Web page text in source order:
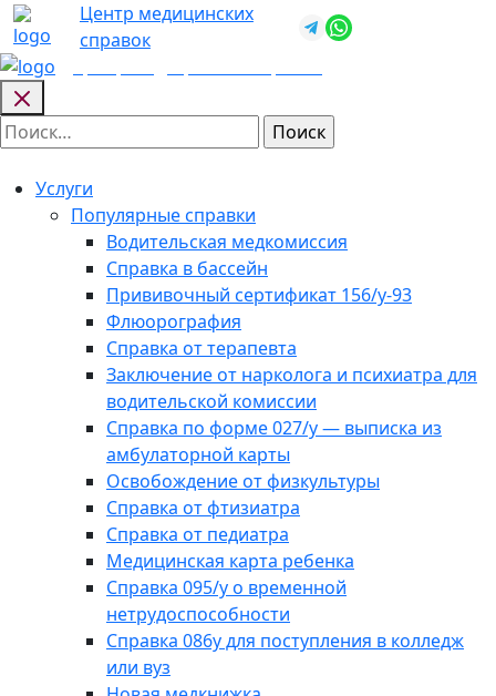
Skip
to
content
Центр медицинских
справок
Найти:
Услуги
Популярные справки
Водительская медкомиссия
Справка в бассейн
Прививочный сертификат 156/у-93
Флюорография
Справка от терапевта
Заключение от нарколога и психиатра для
водительской комиссии
Справка по форме 027/у — выписка из
амбулаторной карты
Освобождение от физкультуры
Справка от фтизиатра
Справка от педиатра
Медицинская карта ребенка
Справка 095/у о временной
нетрудоспособности
Справка 086у для поступления в колледж
или вуз